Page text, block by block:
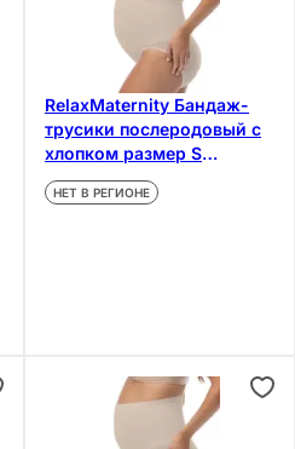
RelaxMaternity Бандаж-
трусики послеродовый с
хлопком размер S
Бежевый
НЕТ В РЕГИОНЕ